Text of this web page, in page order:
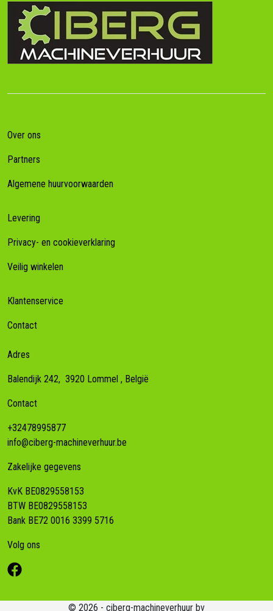
Over ons
Partners
Algemene huurvoorwaarden
Levering
Privacy- en cookieverklaring
Veilig winkelen
Klantenservice
Contact
Adres
Balendijk 242, 3920 Lommel , België
Contact
+32478995877
info@ciberg-machineverhuur.be
Zakelijke gegevens
KvK BE0829558153
BTW BE0829558153
Bank BE72 0016 3399 5716
Volg ons
© 2026 - ciberg-machineverhuur bv